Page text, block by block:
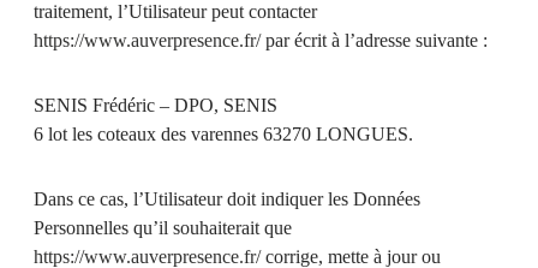
traitement, l’Utilisateur peut contacter
https://www.auverpresence.fr/par écrit à l’adresse suivante :
SENIS Frédéric – DPO, SENIS
6 lot les coteaux des varennes 63270 LONGUES.
Dans ce cas, l’Utilisateur doit indiquer les Données
Personnelles qu’il souhaiterait que
https://www.auverpresence.fr/corrige, mette à jour ou